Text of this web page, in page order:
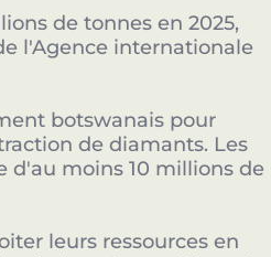
de tonnes en 2025,
l'Agence internationale
botswanais pour
de diamants. Les
d'au moins 10 millions de
leurs ressources en
en Afrique.
Sponsor